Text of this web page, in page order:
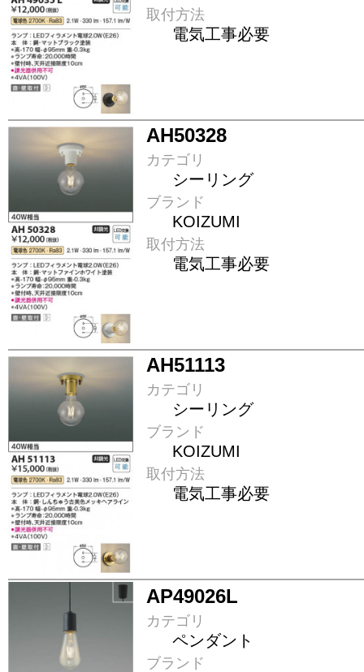
取付方法
電気工事必要
AH50328
カテゴリ
シーリング
ブランド
KOIZUMI
取付方法
電気工事必要
AH51113
カテゴリ
シーリング
ブランド
KOIZUMI
取付方法
電気工事必要
AP49026L
カテゴリ
ペンダント
ブランド